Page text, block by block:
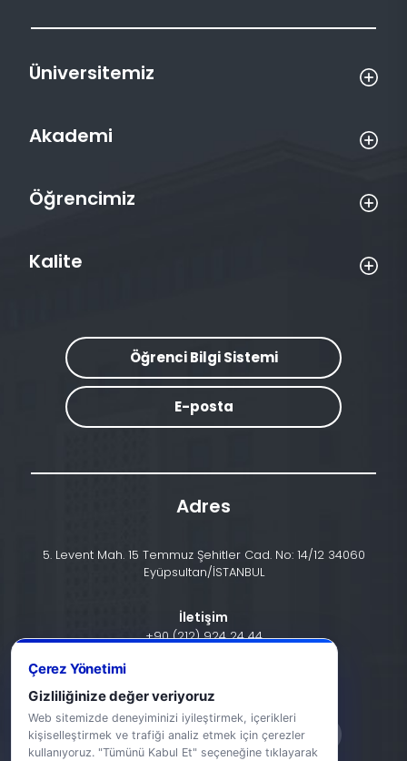
Üniversitemiz
Akademi
Öğrencimiz
Kalite
Öğrenci Bilgi Sistemi
E-posta
Adres
5. Levent Mah. 15 Temmuz Şehitler Cad. No: 14/12 34060
Eyüpsultan/İSTANBUL
İletişim
+90 (212) 924 24 44
Çerez Yönetimi
Gizliliğinize değer veriyoruz
Web sitemizde deneyiminizi iyileştirmek, içerikleri
kişiselleştirmek ve trafiği analiz etmek için çerezler
kullanıyoruz. "Tümünü Kabul Et" seçeneğine tıklayarak